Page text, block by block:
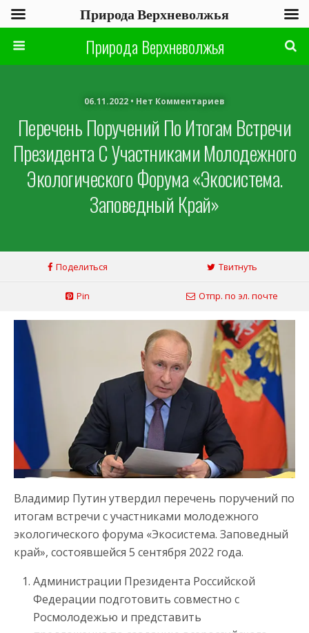
Природа Верхневолжья
06.11.2022 • Нет Комментариев
Перечень Поручений По Итогам Встречи
Президента С Участниками Молодежного
Экологического Форума «Экосистема.
Заповедный Край»
Поделиться Твитнуть
Pin Отпр. по эл. почте
Владимир Путин утвердил перечень поручений по
итогам встречи с участниками молодежного
экологического форума «Экосистема. Заповедный
край», состоявшейся 5 сентября 2022 года.
Администрации Президента Российской
Федерации подготовить совместно с
Росмолодежью и представить
Природа Верхневолжья